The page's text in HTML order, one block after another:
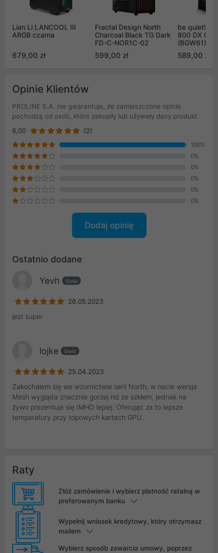
Lian Li LANCOOL III
ARGB czarna
679,00 zł
Fractal Design North
Charcoal Black TG Dark
FD-C-NOR1C-02
599,00 zł
be quiet!
800 DX
(BGW61)
589,00 zł
Opinie Klientów
PROLINE S.A. nie gwarantuje, że zamieszczone opinie
pochodzą od osób, które zakupiły lub używały dany produkt.
6,00
(2)
100%
0%
0%
0%
0%
0%
Dodaj opinię
Ostatnio dodane
Yevh Gość
26.05.2023
jest super
lojke Gość
25.04.2023
Zakochałem się we wzornictwie serii North, w necie wersja
Mesh wygląda znacznie gorzej niż ze szkłem, jednak na
żywo prezentuje się IMHO lepiej. Oferując za to lepsze
temperatury przy topowych kartach GPU.
Raty
Złóż zamówienie i wybierz płatność ratalną w
preferowanym banku
Wypełnij wniosek kredytowy, który otrzymasz
mailem
Wybierz sposób zawarcia umowy, poprzez